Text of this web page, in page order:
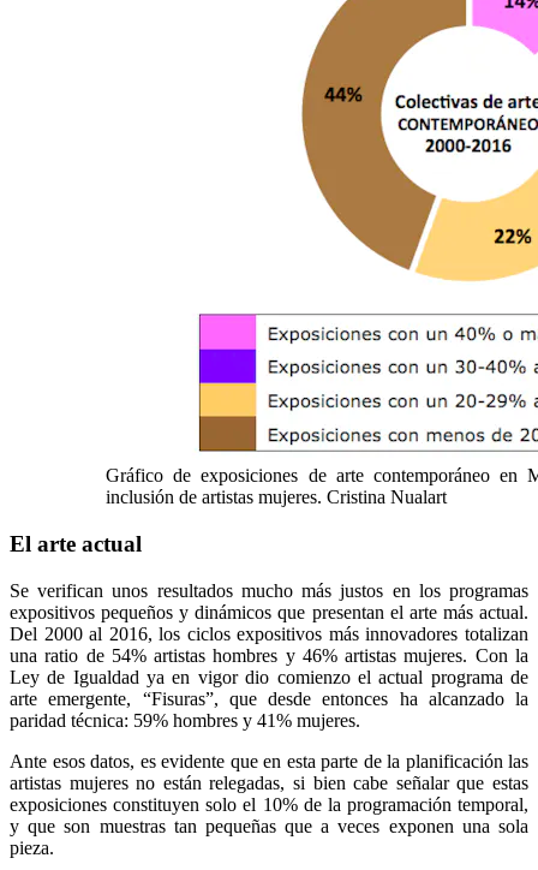
Gráfico de exposiciones de arte contemporáneo en
inclusión de artistas mujeres. Cristina Nualart
El arte actual
Se verifican unos resultados mucho más justos en los programas
expositivos pequeños y dinámicos que presentan el arte más actual.
Del 2000 al 2016, los ciclos expositivos más innovadores totalizan
una ratio de 54% artistas hombres y 46% artistas mujeres. Con la
Ley de Igualdad ya en vigor dio comienzo el actual programa de
arte emergente, “Fisuras”, que desde entonces ha alcanzado la
paridad técnica: 59% hombres y 41% mujeres.
Ante esos datos, es evidente que en esta parte de la planificación las
artistas mujeres no están relegadas, si bien cabe señalar que estas
exposiciones constituyen solo el 10% de la programación temporal,
y que son muestras tan pequeñas que a veces exponen una sola
pieza.